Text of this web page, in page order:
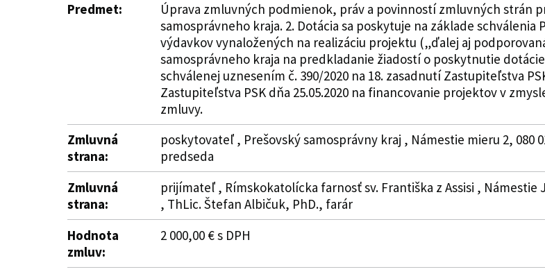
Predmet:
Úprava zmluvných podmienok, práv a povinností zmluvných strán
samosprávneho kraja. 2. Dotácia sa poskytuje na základe
výdavkov vynaložených na realizáciu projektu („ďalej aj
samosprávneho kraja na predkladanie žiadostí o poskytnutie dotácie
schválenej uznesením č. 390/2020 na 18. zasadnutí Zastupiteľstva
Zastupiteľstva PSK dňa 25.05.2020 na financovanie projektov v
zmluvy.
Zmluvná
strana:
poskytovateľ , Prešovský samosprávny kraj , Námestie mieru 2, 080
predseda
Zmluvná
strana:
prijímateľ , Rímskokatolícka farnosť sv. Františka z Assisi , Námestie
, ThLic. Štefan Albičuk, PhD., farár
Hodnota
zmluv:
2 000,00 € s DPH